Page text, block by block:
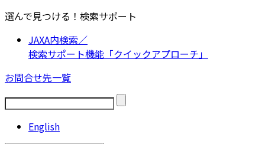
選んで見つける！検索サポート
JAXA内検索／
検索サポート機能「クイックアプローチ」
お問合せ先一覧
English